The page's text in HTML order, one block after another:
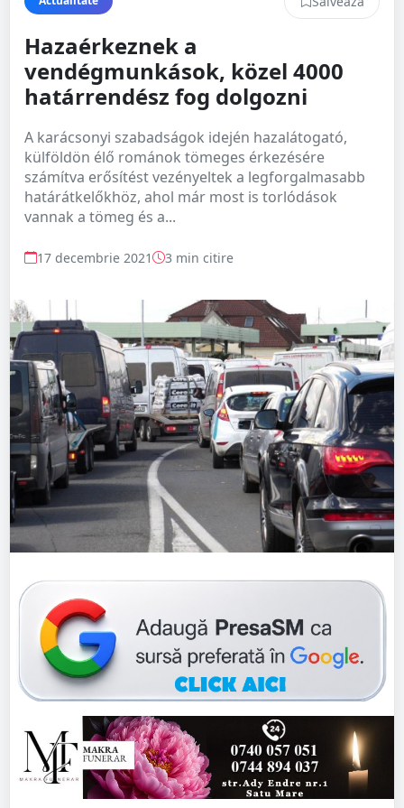
Hazaérkeznek a
vendégmunkások, közel 4000
határrendész fog dolgozni
A karácsonyi szabadságok idején hazalátogató,
külföldön élő románok tömeges érkezésére
számítva erősítést vezényeltek a legforgalmasabb
határátkelőkhöz, ahol már most is torlódások
vannak a tömeg és a...
17 decembrie 2021 3 min citire